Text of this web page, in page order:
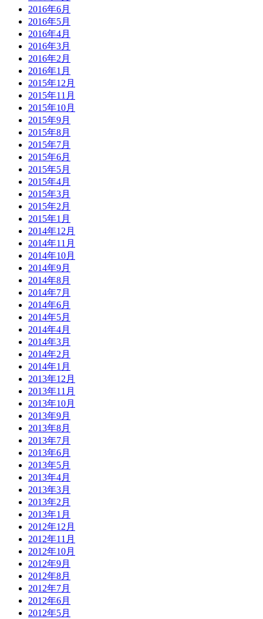
2016年6月
2016年5月
2016年4月
2016年3月
2016年2月
2016年1月
2015年12月
2015年11月
2015年10月
2015年9月
2015年8月
2015年7月
2015年6月
2015年5月
2015年4月
2015年3月
2015年2月
2015年1月
2014年12月
2014年11月
2014年10月
2014年9月
2014年8月
2014年7月
2014年6月
2014年5月
2014年4月
2014年3月
2014年2月
2014年1月
2013年12月
2013年11月
2013年10月
2013年9月
2013年8月
2013年7月
2013年6月
2013年5月
2013年4月
2013年3月
2013年2月
2013年1月
2012年12月
2012年11月
2012年10月
2012年9月
2012年8月
2012年7月
2012年6月
2012年5月